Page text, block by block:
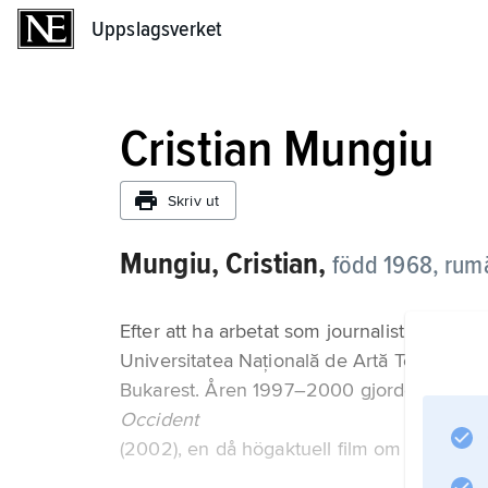
Uppslagsverket
Cristian Mungiu
Skriv ut
Mungiu, Cristian, född 1968,
Efter att ha arbetat som journalist och
Universitatea Naţională de Artă Teatrală şi
Bukarest. Åren 1997–2000 gjorde han en
Occident
(2002), en då högaktuell film om fattiga